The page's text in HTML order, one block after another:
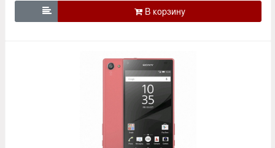
